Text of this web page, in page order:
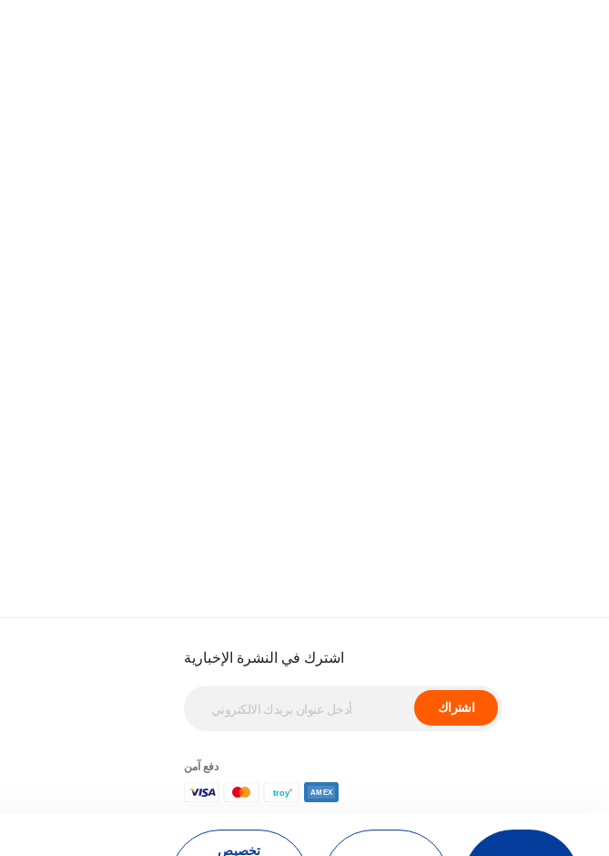
اشترك في النشرة الإخبارية
اشتراك
دفع آمن
تخصيص